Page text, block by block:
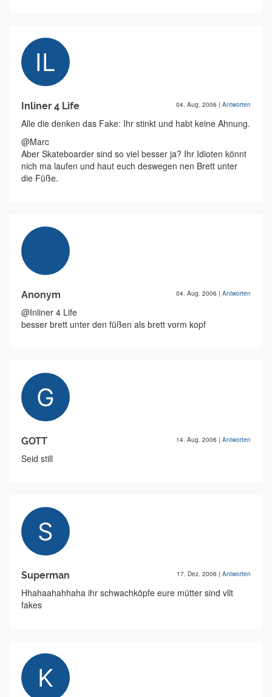
Inliner 4 Life 04. Aug. 2006 | Antworten
Alle die denken das Fake: Ihr stinkt und habt keine Ahnung.
@Marc
Aber Skateboarder sind so viel besser ja? Ihr Idioten könnt
nich ma laufen und haut euch deswegen nen Brett unter
die Füße.
Anonym 04. Aug. 2006 | Antworten
@Inliner 4 Life
besser brett unter den füßen als brett vorm kopf
GOTT 14. Aug. 2006 | Antworten
Seid still
Superman 17. Dez. 2006 | Antworten
Hhahaahahhaha ihr schwachköpfe eure mütter sind vllt
fakes